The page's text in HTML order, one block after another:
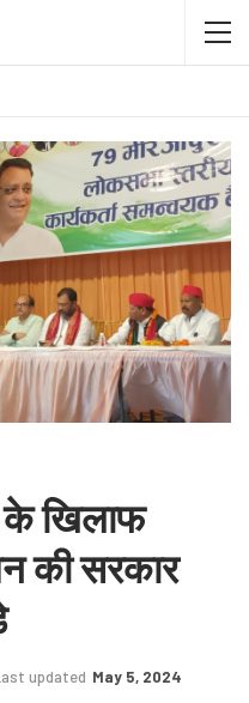
के खिलाफ
की सरकार
updated May 5, 2024